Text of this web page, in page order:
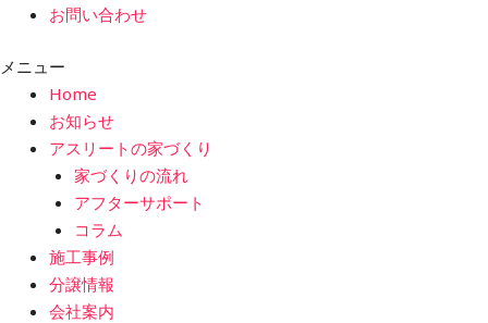
お問い合わせ
メニュー
Home
お知らせ
アスリートの家づくり
家づくりの流れ
アフターサポート
コラム
施工事例
分譲情報
会社案内